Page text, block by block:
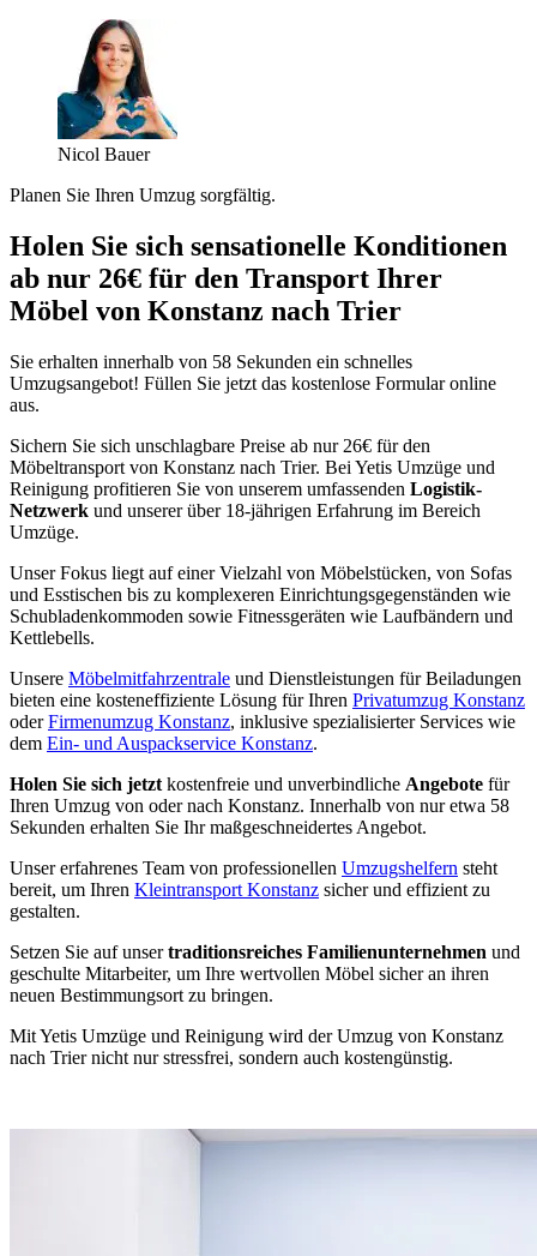
Nicol Bauer
Planen Sie Ihren Umzug sorgfältig.
Holen Sie sich sensationelle Konditionen
ab nur 26€ für den Transport Ihrer
Möbel von Konstanz nach Trier
Sie erhalten innerhalb von 58 Sekunden ein schnelles
Umzugsangebot! Füllen Sie jetzt das kostenlose Formular online
aus.
Sichern Sie sich unschlagbare Preise ab nur 26€ für den
Möbeltransport von Konstanz nach Trier. Bei Yetis Umzüge und
Reinigung profitieren Sie von unserem umfassenden Logistik-
Netzwerk und unserer über 18-jährigen Erfahrung im Bereich
Umzüge.
Unser Fokus liegt auf einer Vielzahl von Möbelstücken, von Sofas
und Esstischen bis zu komplexeren Einrichtungsgegenständen wie
Schubladenkommoden sowie Fitnessgeräten wie Laufbändern und
Kettlebells.
Unsere Möbelmitfahrzentrale und Dienstleistungen für Beiladungen
bieten eine kosteneffiziente Lösung für Ihren Privatumzug Konstanz
oderFirmenumzug Konstanz, inklusive spezialisierter Services wie
dem Ein- und Auspackservice Konstanz.
Holen Sie sich jetzt kostenfreie und unverbindliche Angebote für
Ihren Umzug von oder nach Konstanz. Innerhalb von nur etwa 58
Sekunden erhalten Sie Ihr maßgeschneidertes Angebot.
Unser erfahrenes Team von professionellen Umzugshelfern steht
bereit, um Ihren Kleintransport Konstanz sicher und effizient zu
gestalten.
Setzen Sie auf unsertraditionsreiches Familienunternehmen und
geschulte Mitarbeiter, um Ihre wertvollen Möbel sicher an ihren
neuen Bestimmungsort zu bringen.
Mit Yetis Umzüge und Reinigung wird der Umzug von Konstanz
nach Trier nicht nur stressfrei, sondern auch kostengünstig.